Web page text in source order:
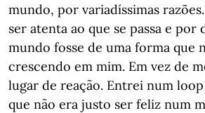
mundo, por variadíssimas
ser atenta ao que se passa e por
mundo fosse de uma forma que
crescendo em mim. Em vez de
lugar de reação. Entrei num
que não era justo ser feliz num